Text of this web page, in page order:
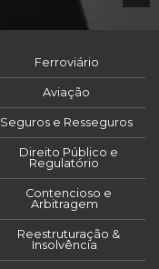
Ferroviário
Aviação
Seguros e Resseguros
Direito Público e
Regulatório
Contencioso e
Arbitragem
Reestruturação &
Insolvência